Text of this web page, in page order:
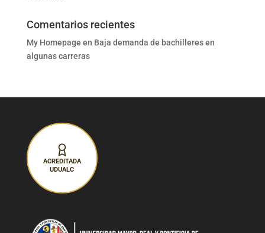
Comentarios recientes
My Homepage en Baja demanda de bachilleres en
algunas carreras
ACREDITADA
UDUALC